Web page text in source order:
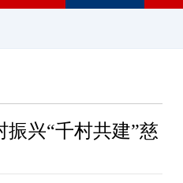
兴“千村共建”慈